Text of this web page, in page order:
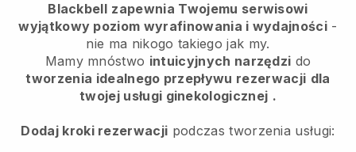
Blackbell zapewnia Twojemu serwisowi
wyjątkowy poziom wyrafinowania i wydajności -
nie ma nikogo takiego jak my.
Mamy mnóstwo intuicyjnych narzędzi do
tworzenia idealnego przepływu rezerwacji dla
twojej usługi ginekologicznej .
Dodaj kroki rezerwacji podczas tworzenia usługi: